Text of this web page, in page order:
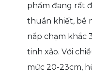
phẩm đang rất
thuần khiết, bề
nắp chạm khắc
tinh xảo. Với
mức 20-23cm,